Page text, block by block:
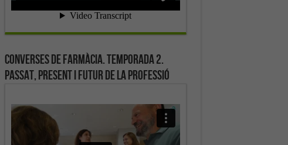
Converses de farmàcia. Temporada 2.
Passat, present i futur de la professió